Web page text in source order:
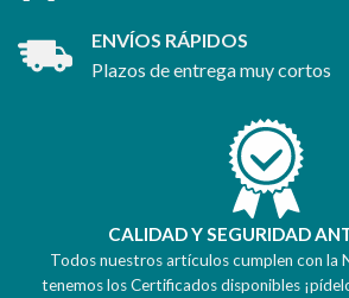
ENVÍOS RÁPIDOS
Plazos de entrega muy cortos
CALIDAD Y SEGURIDAD
Todos nuestros artículos cumplen con la
tenemos los Certificados disponibles